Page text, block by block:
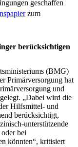
geschaffen
zum
berücksichtigen
(BMG)
Primärversorgung hat
und
„Dabei wird die
Hilfsmittel- und
berücksichtigt,
unterstützende
bei
könnten“, kritisiert